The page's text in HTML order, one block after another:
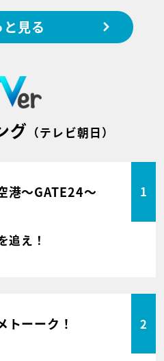
見る
グ （テレビ朝日）
港～GATE24～ 1
追え！
トーーク！ 2